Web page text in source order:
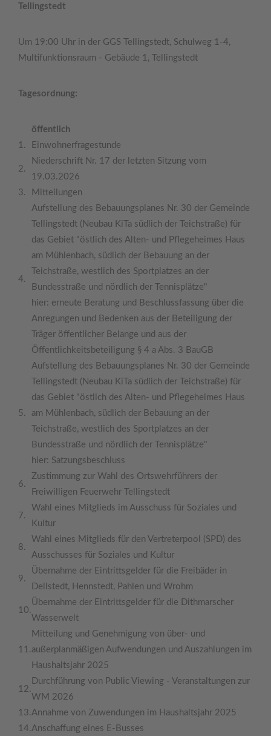
Tellingstedt
Um 19:00 Uhr in der GGS Tellingstedt, Schulweg 1-4,
Multifunktionsraum - Gebäude 1, Tellingstedt
Tagesordnung:
öffentlich
1.
Einwohnerfragestunde
2.
Niederschrift Nr. 17 der letzten Sitzung vom
19.03.2026
3.
Mitteilungen
4.
Aufstellung des Bebauungsplanes Nr. 30 der Gemeinde
Tellingstedt (Neubau KiTa südlich der Teichstraße) für
das Gebiet "östlich des Alten- und Pflegeheimes Haus
am Mühlenbach, südlich der Bebauung an der
Teichstraße, westlich des Sportplatzes an der
Bundesstraße und nördlich der Tennisplätze"
hier: erneute Beratung und Beschlussfassung über die
Anregungen und Bedenken aus der Beteiligung der
Träger öffentlicher Belange und aus der
Öffentlichkeitsbeteiligung § 4 a Abs. 3 BauGB
5.
Aufstellung des Bebauungsplanes Nr. 30 der Gemeinde
Tellingstedt (Neubau KiTa südlich der Teichstraße) für
das Gebiet "östlich des Alten- und Pflegeheimes Haus
am Mühlenbach, südlich der Bebauung an der
Teichstraße, westlich des Sportplatzes an der
Bundesstraße und nördlich der Tennisplätze"
hier: Satzungsbeschluss
6.
Zustimmung zur Wahl des Ortswehrführers der
Freiwilligen Feuerwehr Tellingstedt
7.
Wahl eines Mitglieds im Ausschuss für Soziales und
Kultur
8.
Wahl eines Mitglieds für den Vertreterpool (SPD) des
Ausschusses für Soziales und Kultur
9.
Übernahme der Eintrittsgelder für die Freibäder in
Dellstedt, Hennstedt, Pahlen und Wrohm
10.
Übernahme der Eintrittsgelder für die Dithmarscher
Wasserwelt
11.
Mitteilung und Genehmigung von über- und
außerplanmäßigen Aufwendungen und Auszahlungen im
Haushaltsjahr 2025
12.
Durchführung von Public Viewing - Veranstaltungen zur
WM 2026
13.Annahme von Zuwendungen im Haushaltsjahr 2025
14.Anschaffung eines E-Busses